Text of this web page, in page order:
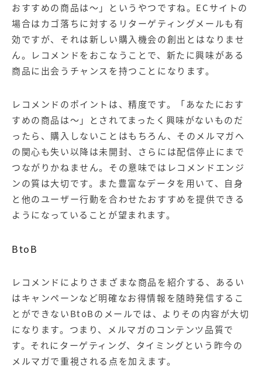
おすすめの商品は～」というやつですね。ECサイトの
場合はカゴ落ちに対するリターゲティングメールも有
効ですが、それは新しい購入機会の創出とはなりませ
ん。レコメンドをおこなうことで、新たに興味がある
商品に出会うチャンスを持つことになります。
レコメンドのポイントは、精度です。「あなたにおす
すめの商品は～」とされてまったく興味がないものだ
ったら、購入しないことはもちろん、そのメルマガへ
の関心も失い以降は未開封、さらには配信停止にまで
つながりかねません。その意味ではレコメンドエンジ
ンの質は大切です。また豊富なデータを用いて、自身
と他のユーザー行動を合わせたおすすめを提供できる
ようになっていることが望まれます。
BtoB
レコメンドによりさまざまな商品を紹介する、あるい
はキャンペーンなど明確なお得情報を随時発信するこ
とができないBtoBのメールでは、よりその内容が大切
になります。つまり、メルマガのコンテンツ品質で
す。それにターゲティング、タイミングという昨今の
メルマガで重視される点を加えます。